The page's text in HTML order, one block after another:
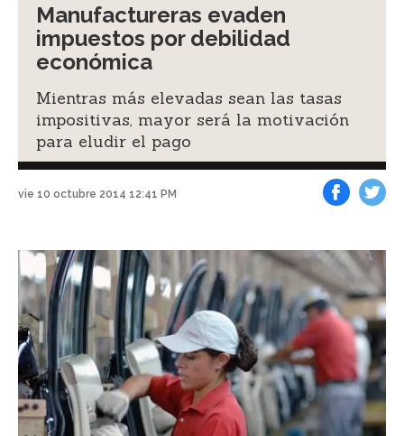
Manufactureras evaden
impuestos por debilidad
económica
Mientras más elevadas sean las tasas
impositivas, mayor será la motivación
para eludir el pago
vie 10 octubre 2014 12:41 PM